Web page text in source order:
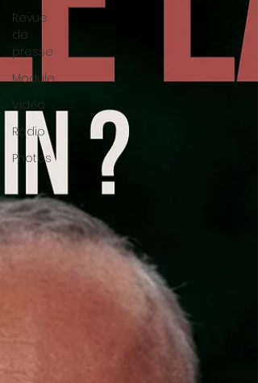
Revue
de
presse
Module
Vidéo
Radio
Photos